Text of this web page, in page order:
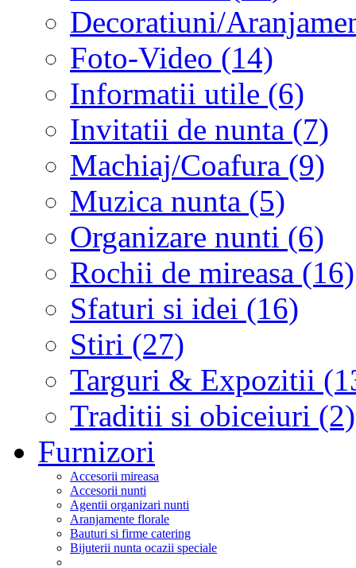
Decoratiuni/
Foto-Video (14)
Informatii utile (6)
Invitatii de nunta (7)
Machiaj/Coafura (9)
Muzica nunta (5)
Organizare nunti (6)
Rochii de mireasa (16)
Sfaturi si idei (16)
Stiri (27)
Targuri & Expozitii
Traditii si obiceiuri (2)
Furnizori
Accesorii mireasa
Accesorii nunti
Agentii organizari nunti
Aranjamente florale
Bauturi si firme catering
Bijuterii nunta ocazii speciale